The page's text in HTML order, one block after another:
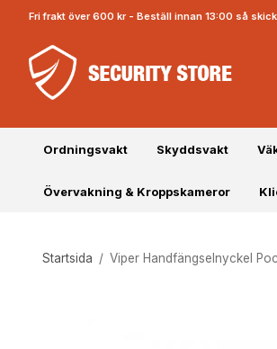
Fri frakt över 600 kr - Beställ innan 13:00 så
Ordningsvakt Skyddsvakt
Övervakning & Kroppskameror
Startsida / Viper Handfängselnyckel